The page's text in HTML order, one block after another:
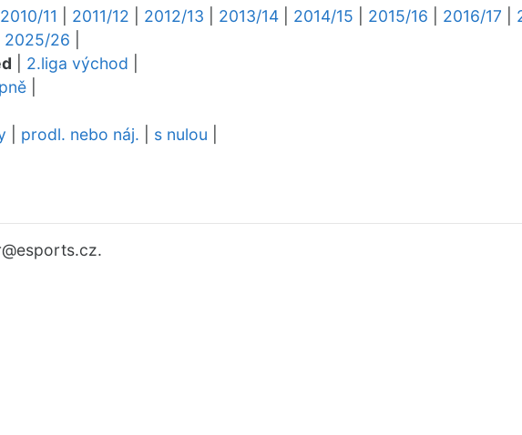
2010/11 2011/12 2012/13 2013/14 2014/15 2015/16 2016/17
2025/26
2.liga východ
prodl. nebo náj. s nulou
@esports.cz.